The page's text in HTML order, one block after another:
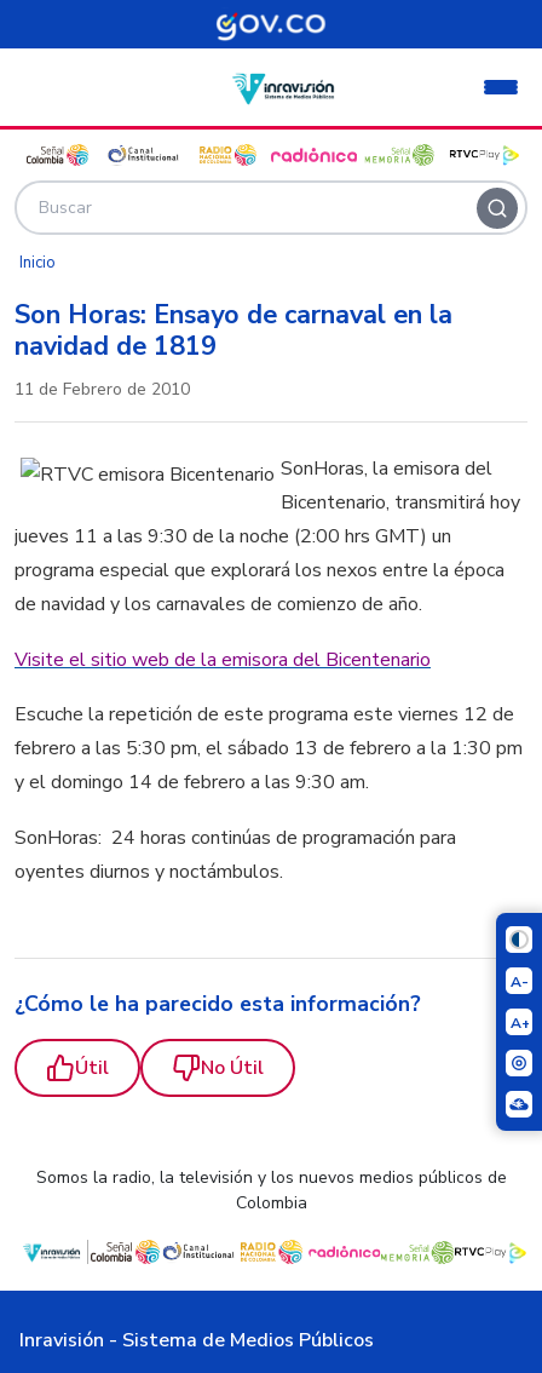
Pasar al contenido principal
A-
A+
Inicio
Son Horas: Ensayo de carnaval en la
navidad de 1819
11 de Febrero de 2010
SonHoras, la emisora del
Bicentenario, transmitirá hoy
jueves 11 a las 9:30 de la noche (2:00 hrs GMT) un
programa especial que explorará los nexos entre la época
de navidad y los carnavales de comienzo de año.
Visite el sitio web de la emisora del Bicentenario
Escuche la repetición de este programa este viernes 12 de
febrero a las 5:30 pm, el sábado 13 de febrero a la 1:30 pm
y el domingo 14 de febrero a las 9:30 am.
SonHoras: 24 horas continúas de programación para
oyentes diurnos y noctámbulos.
¿Cómo le ha parecido esta información?
Útil No Útil
Somos la radio, la televisión y los nuevos medios públicos de
Colombia
Inravisión - Sistema de Medios Públicos